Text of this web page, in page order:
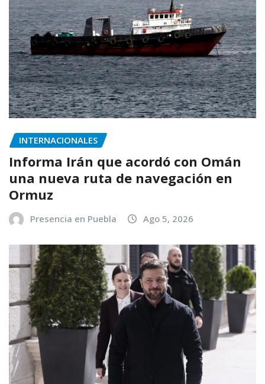
INTERNACIONALES
Informa Irán que acordó con Omán
una nueva ruta de navegación en
Ormuz
Presencia en Puebla Ago 5, 2026